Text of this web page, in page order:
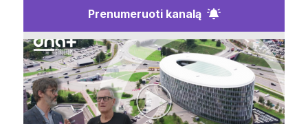
Prenumeruoti kanalą